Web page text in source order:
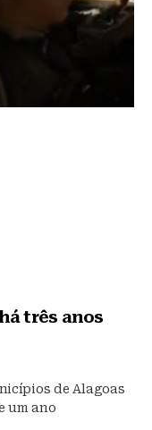
três anos
de Alagoas
um ano